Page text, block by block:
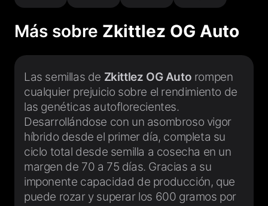
Más sobre Zkittlez OG Auto
Las semillas de Zkittlez OG Auto rompen
cualquier prejuicio sobre el rendimiento de
las genéticas autoflorecientes.
Desarrollándose con un asombroso vigor
híbrido desde el primer día, completa su
ciclo total desde semilla a cosecha en un
margen de 70 a 75 días. Gracias a su
imponente capacidad de producción, que
puede rozar y superar los 600 gramos por